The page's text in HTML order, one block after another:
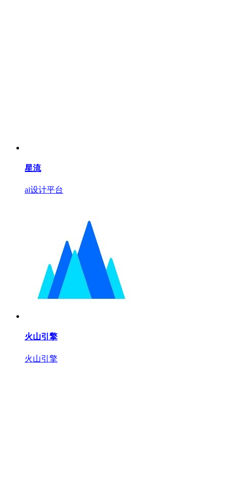
星流
ai设计平台
火山引擎
火山引擎